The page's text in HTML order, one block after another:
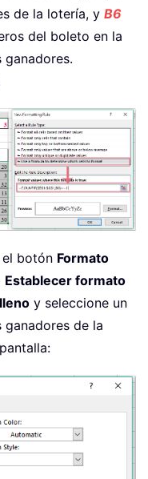
de la lotería, y B6
del boleto en la
ganadores.
el botón Formato
Establecer formato
y seleccione un
de la